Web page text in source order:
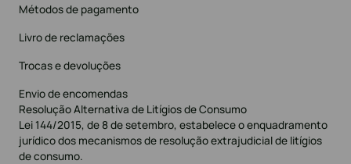
Métodos de pagamento
Livro de reclamações
Trocas e devoluções
Envio de encomendas
Resolução Alternativa de Litígios de Consumo
Lei 144/2015, de 8 de setembro, estabelece o enquadramento
jurídico dos mecanismos de resolução extrajudicial de litígios
de consumo.